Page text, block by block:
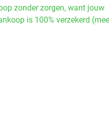
zonder zorgen, want jouw
is 100% verzekerd